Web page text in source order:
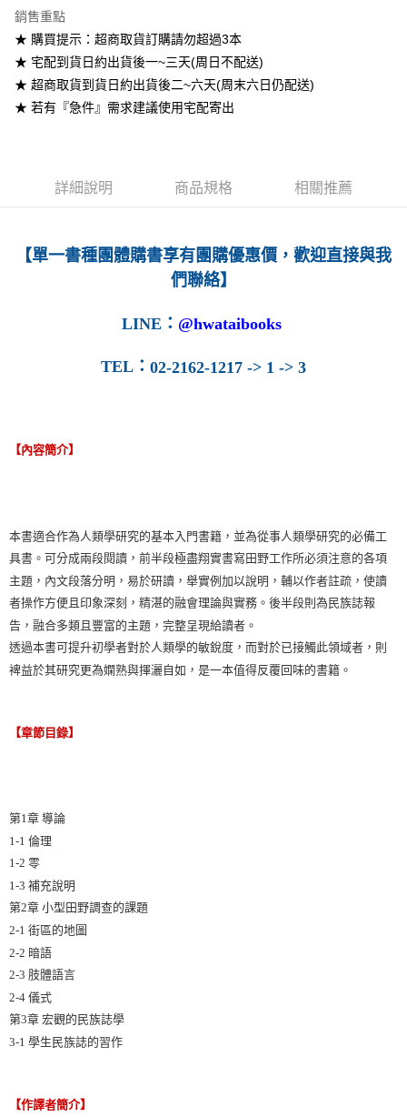
7-11取貨付款
每筆NT$60
付款後7-11取貨
每筆NT$100
銷售重點
★ 購買提示：超商取貨訂購請勿超過3本
★ 宅配到貨日約出貨後一~三天(周日不配送)
★ 超商取貨到貨日約出貨後二~六天(周末六日仍配送)
★ 若有『急件』需求建議使用宅配寄出
詳細說明 商品規格 相關推薦
【單一書種團體購書享有團購優惠價，歡迎直接與我
們聯絡】
LINE ： @hwataibooks
TEL ： 02-2162-1217 -> 1 -> 3
【內容簡介】
本書適合作為人類學研究的基本入門書籍，並為從事人類學研究的必備工
具書。可分成兩段閱讀，前半段極盡翔實書寫田野工作所必須注意的各項
主題，內文段落分明，易於研讀，舉實例加以說明，輔以作者註疏，使讀
者操作方便且印象深刻，精湛的融會理論與實務。後半段則為民族誌報
告，融合多類且豐富的主題，完整呈現給讀者。
透過本書可提升初學者對於人類學的敏銳度，而對於已接觸此領域者，則
裨益於其研究更為嫻熟與揮灑自如，是一本值得反覆回味的書籍。
【章節目錄】
第1章 導論
1-1 倫理
1-2 零
1-3 補充說明
第2章 小型田野調查的課題
2-1 街區的地圖
2-2 暗語
2-3 肢體語言
2-4 儀式
第3章 宏觀的民族誌學
3-1 學生民族誌的習作
【作譯者簡介】